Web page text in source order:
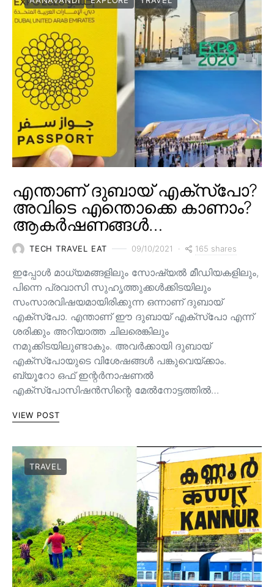
എന്താണ് ദുബായ് എക്സ്പോ?
അവിടെ എന്തൊക്കെ കാണാം?
ആകർഷണങ്ങൾ…
TECH TRAVEL EAT 09/10/2021 165 shares
ഇപ്പോൾ മാധ്യമങ്ങളിലും സോഷ്യൽ മീഡിയകളിലും,
പിന്നെ പ്രവാസി സുഹൃത്തുക്കൾക്കിടയിലും
സംസാരവിഷയമായിരിക്കുന്ന ഒന്നാണ് ദുബായ്
എക്സ്പോ. എന്താണ് ഈ ദുബായ് എക്സ്പോ എന്ന്
ശരിക്കും അറിയാത്ത ചിലരെങ്കിലും
നമുക്കിടയിലുണ്ടാകും. അവർക്കായി ദുബായ്
എക്സ്പോയുടെ വിശേഷങ്ങൾ പങ്കുവെയ്ക്കാം.
ബ്യൂറോ ഒഫ് ഇന്റർനാഷണൽ
എക്സ്പോസിഷൻസിന്റെ മേൽനോട്ടത്തിൽ…
VIEW POST
TRAVEL